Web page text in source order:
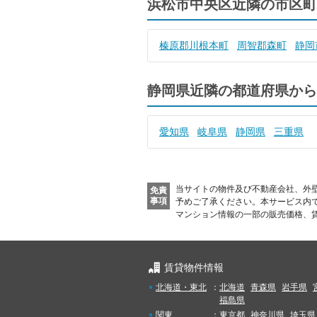
浜松市中央区近隣の市区
榛原郡川根本町 周智郡森町 静岡
静岡県近隣の都道府県か
愛知県 岐阜県 静岡県 三重県
免責
事項
当サイトの物件及び不動産会社、外
予めご了承ください。 本サービス内
マンション情報の一部の販売価格、
賃貸物件情報
北海道・東北 ： 北海道 青森県 岩手県
福島県
関東
： 東京都 神奈川県 埼玉県